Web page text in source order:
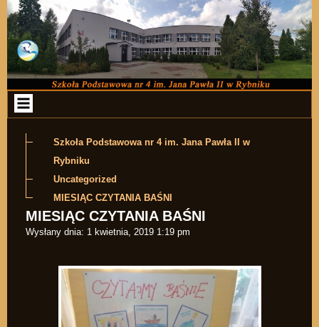
Przejdź do zawartości
Szkoła Podstawowa nr 4 im. Jana Pawła II w
Rybniku
Uncategorized
MIESIĄC CZYTANIA BAŚNI
MIESIĄC CZYTANIA BAŚNI
Wysłany dnia: 1 kwietnia, 2019 1:19 pm